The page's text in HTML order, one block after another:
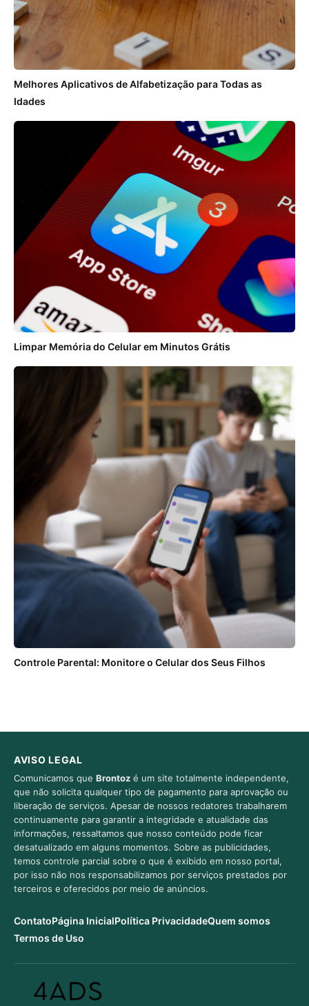
Melhores Aplicativos de Alfabetização para Todas as
Idades
Limpar Memória do Celular em Minutos Grátis
Controle Parental: Monitore o Celular dos Seus Filhos
AVISO LEGAL
Comunicamos que Brontoz é um site totalmente independente,
que não solicita qualquer tipo de pagamento para aprovação ou
liberação de serviços. Apesar de nossos redatores trabalharem
continuamente para garantir a integridade e atualidade das
informações, ressaltamos que nosso conteúdo pode ficar
desatualizado em alguns momentos. Sobre as publicidades,
temos controle parcial sobre o que é exibido em nosso portal,
por isso não nos responsabilizamos por serviços prestados por
terceiros e oferecidos por meio de anúncios.
ContatoPágina InicialPolítica PrivacidadeQuem somos
Termos de Uso